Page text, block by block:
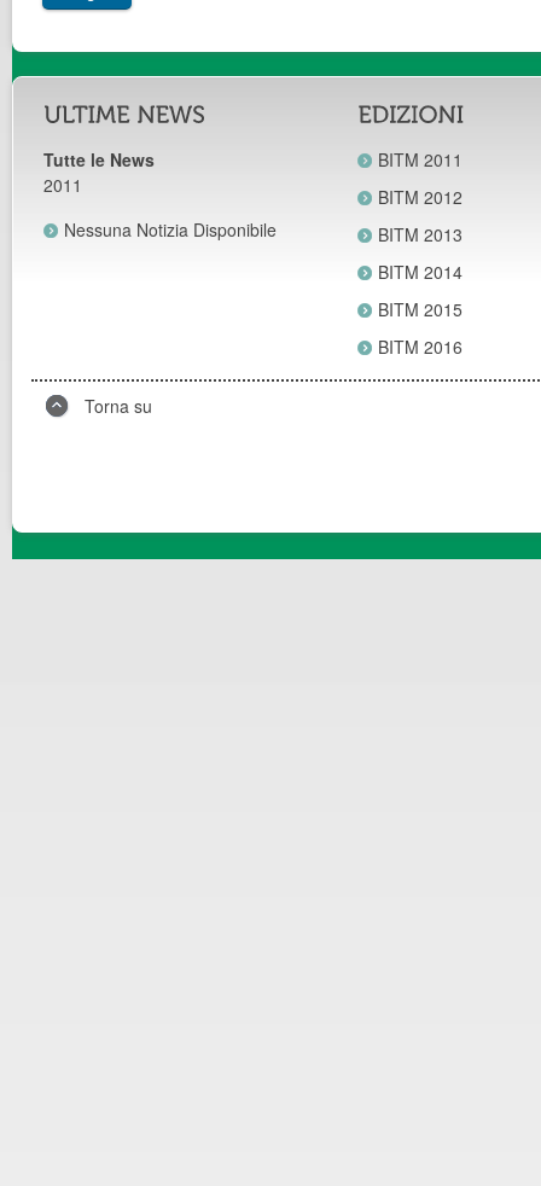
Tutte le News
2011
Nessuna Notizia Disponibile
BITM 2011
BITM 2012
BITM 2013
BITM 2014
BITM 2015
BITM 2016
Torna su